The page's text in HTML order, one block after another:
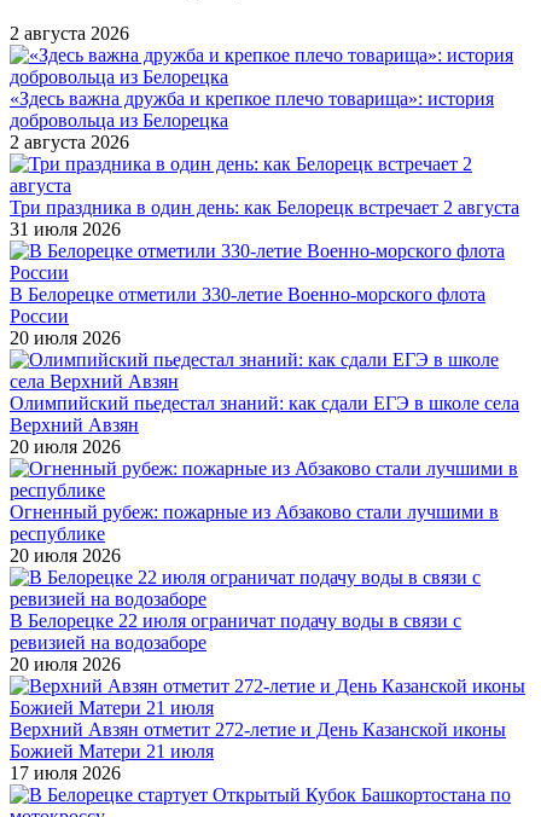
2 августа 2026
«Здесь важна дружба и крепкое плечо товарища»: история
добровольца из Белорецка
2 августа 2026
Три праздника в один день: как Белорецк встречает 2 августа
31 июля 2026
В Белорецке отметили 330-летие Военно-морского флота
России
20 июля 2026
Олимпийский пьедестал знаний: как сдали ЕГЭ в школе села
Верхний Авзян
20 июля 2026
Огненный рубеж: пожарные из Абзаково стали лучшими в
республике
20 июля 2026
В Белорецке 22 июля ограничат подачу воды в связи с
ревизией на водозаборе
20 июля 2026
Верхний Авзян отметит 272-летие и День Казанской иконы
Божией Матери 21 июля
17 июля 2026